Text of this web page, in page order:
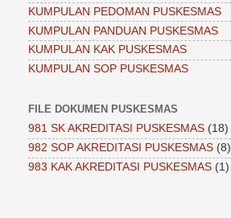
KUMPULAN PEDOMAN PUSKESMAS
KUMPULAN PANDUAN PUSKESMAS
KUMPULAN KAK PUSKESMAS
KUMPULAN SOP PUSKESMAS
FILE DOKUMEN PUSKESMAS
981 SK AKREDITASI PUSKESMAS (18)
982 SOP AKREDITASI PUSKESMAS (8)
983 KAK AKREDITASI PUSKESMAS (1)